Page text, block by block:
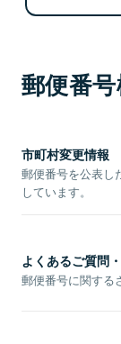
郵便番
市町村変更情報
郵便番号を公表し
しています。
よくあるご質問
郵便番号に関する